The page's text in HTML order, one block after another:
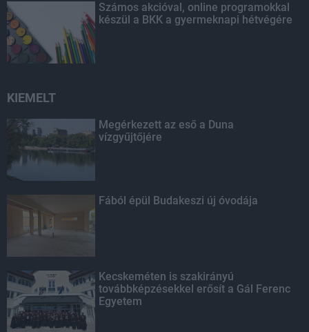
Számos akcióval, online programokkal
készül a BKK a gyermeknapi hétvégére
KIEMELT
Megérkezett az eső a Duna
vízgyűjtőjére
Fából épül Budakeszi új óvodája
Kecskeméten is szakirányú
továbbképzésekkel erősít a Gál Ferenc
Egyetem